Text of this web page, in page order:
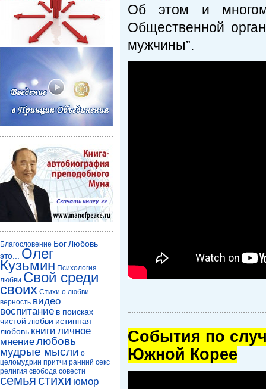
Об этом и
Общественной
мужчины”.
Cобытия по
Южной Корее
Благословение БогЛюбовь
это...
Олег
Кузьмин Психология
любви Свой среди
своих Стихи о любви
верность видео
воспитание в поисках
чистой любви истинная
любовь книги личное
мнениелюбовь
мудрые мысли о
целомудрии притчи ранний секс
религия свобода совести
семья стихи юмор